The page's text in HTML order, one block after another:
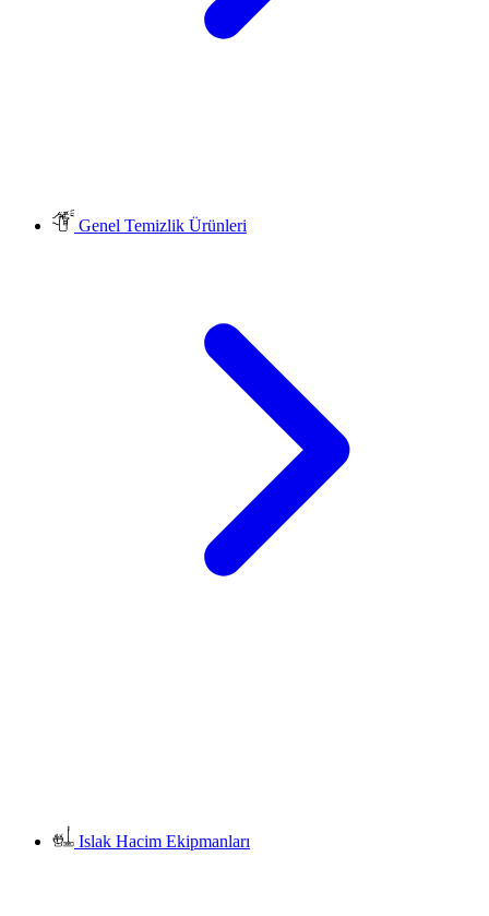
Genel Temizlik Ürünleri
Islak Hacim Ekipmanları